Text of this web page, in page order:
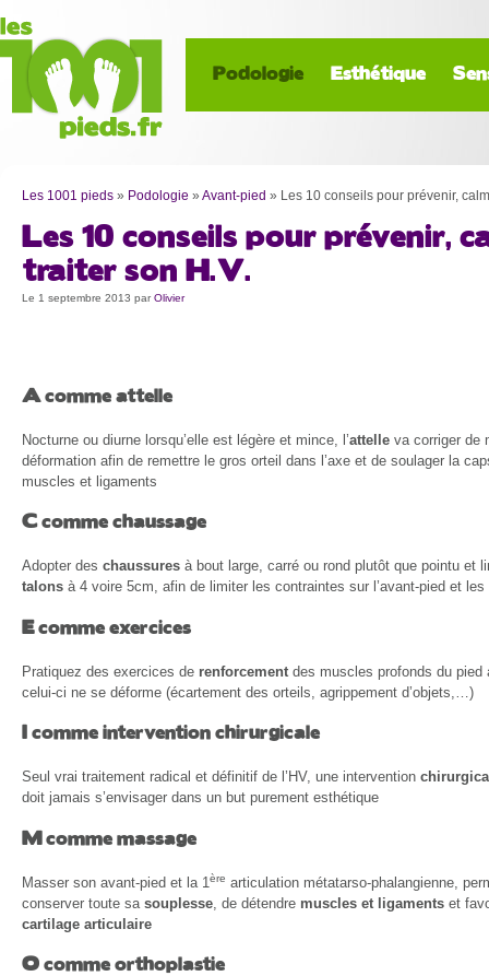
Podologie Esthétique
Les 1001 pieds » Podologie » Avant-pied » Les 10 conseils pour prévenir,
Les 10 conseils pour prévenir,
traiter son H.V.
Le 1 septembre 2013 parOlivier
Acomme attelle
Nocturne ou diurne lorsqu’elle est légère et mince, l’attelle va corriger de
déformation afin de remettre le gros orteil dans l’axe et de soulager la
muscles et ligaments
Ccomme chaussage
Adopter des chaussures à bout large, carré ou rond plutôt que pointu et
talons à 4 voire 5cm, afin de limiter les contraintes sur l’avant-pied et les
Ecomme exercices
Pratiquez des exercices de renforcement des muscles profonds du pied
celui-ci ne se déforme (écartement des orteils, agrippement d’objets,…)
I comme intervention chirurgicale
Seul vrai traitement radical et définitif de l’HV, une intervention
doit jamais s’envisager dans un but purement esthétique
M comme massage
Masser son avant-pied et la 1 ère articulation métatarso-phalangienne,
conserver toute sa souplesse , de détendre muscles et ligaments et
cartilage articulaire
O comme orthoplastie